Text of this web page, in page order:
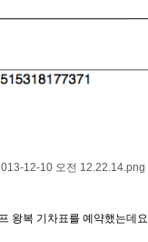
왕복 기차표를 예약했는데요